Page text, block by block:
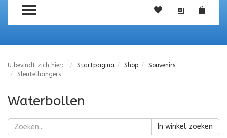
TOGGLE MENU
U bevindt zich hier: Startpagina Shop
Souvenirs
Sleutelhangers
Waterbollen
In winkel zoeken